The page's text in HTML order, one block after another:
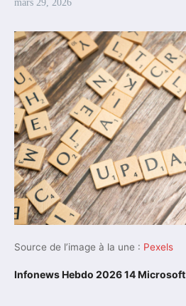
mars 29, 2026
Source de l’image à la une : Pexels
Infonews Hebdo 2026 14 Microsoft